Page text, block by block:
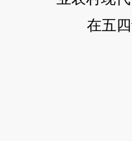
在五